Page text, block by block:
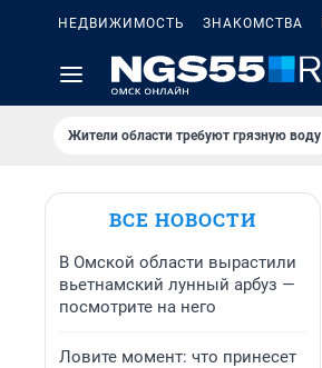
НЕДВИЖИМОСТЬ ЗНАКОМСТВА
Жители области требуют грязную воду
ВСЕ НОВОСТИ
В Омской области вырастили
вьетнамский лунный арбуз —
посмотрите на него
Ловите момент: что принесет